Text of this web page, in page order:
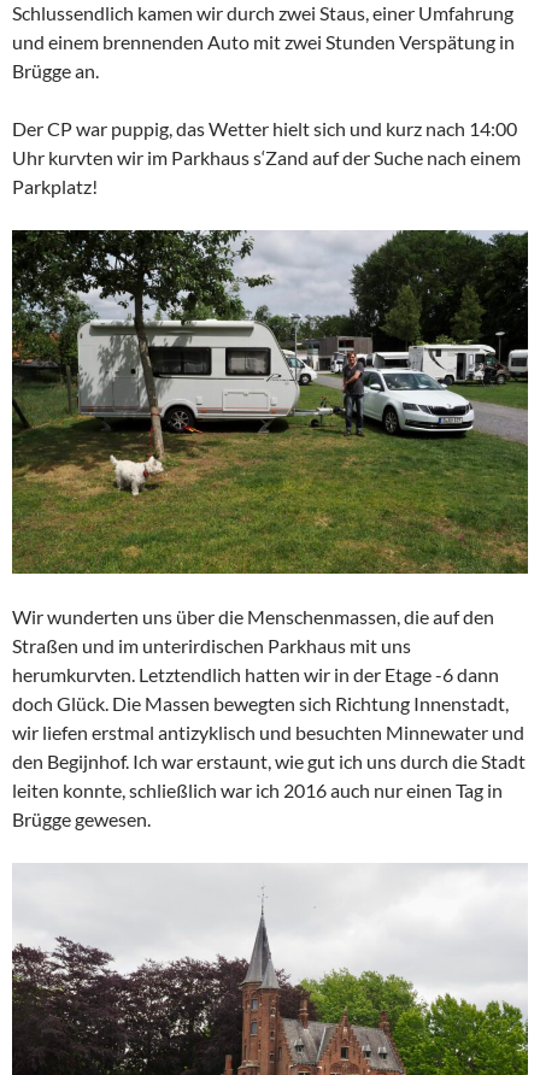
Schlussendlich kamen wir durch zwei Staus, einer Umfahrung
und einem brennenden Auto mit zwei Stunden Verspätung in
Brügge an.
Der CP war puppig, das Wetter hielt sich und kurz nach 14:00
Uhr kurvten wir im Parkhaus s‘Zand auf der Suche nach einem
Parkplatz!
Wir wunderten uns über die Menschenmassen, die auf den
Straßen und im unterirdischen Parkhaus mit uns
herumkurvten. Letztendlich hatten wir in der Etage -6 dann
doch Glück. Die Massen bewegten sich Richtung Innenstadt,
wir liefen erstmal antizyklisch und besuchten Minnewater und
den Begijnhof. Ich war erstaunt, wie gut ich uns durch die Stadt
leiten konnte, schließlich war ich 2016 auch nur einen Tag in
Brügge gewesen.